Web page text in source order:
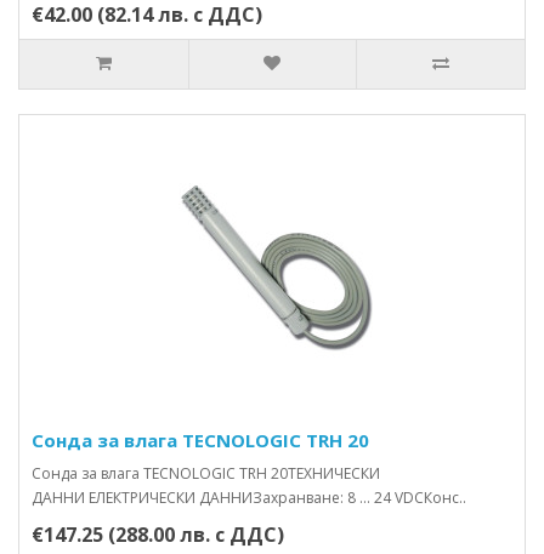
€42.00 (82.14 лв. с ДДС)
Сонда за влага TECNOLOGIC TRH 20
Сонда за влага TECNOLOGIC TRH 20ТЕХНИЧЕСКИ
ДАННИ ЕЛЕКТРИЧЕСКИ ДАННИЗахранване: 8 ... 24 VDCКонс..
€147.25 (288.00 лв. с ДДС)